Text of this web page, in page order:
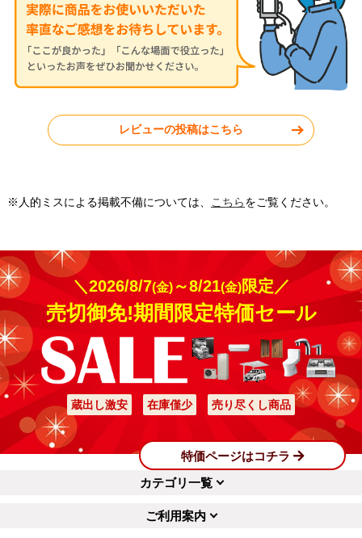
東京都武蔵野市 東京都練馬区
工事実績をもっと見る
レビューの投稿はこちら
※人的ミスによる掲載不備については、 こちらをご覧ください。
＼2026/8/7(金)～8/21(金)限定／
売切御免!期間限定特価セール
蔵出し激安 在庫僅少 売り尽くし商品
特価ページはコチラ
カテゴリ一覧
ご利用案内